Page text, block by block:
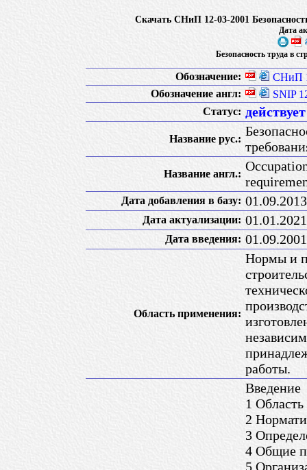
Скачать СНиП 12-03-2001
Дата
Безопасность труда в
Обозначение:
СНиП
Обозначение англ:
SNIP
Статус: действует
Название рус.:
Название англ.:
Дата добавления в базу: 01.09.2013
Дата актуализации: 01.01.2021
Дата введения: 01.09.2001
Область применения:
Нормы и
работы.
Введение
1
2
3
4 Общие
5